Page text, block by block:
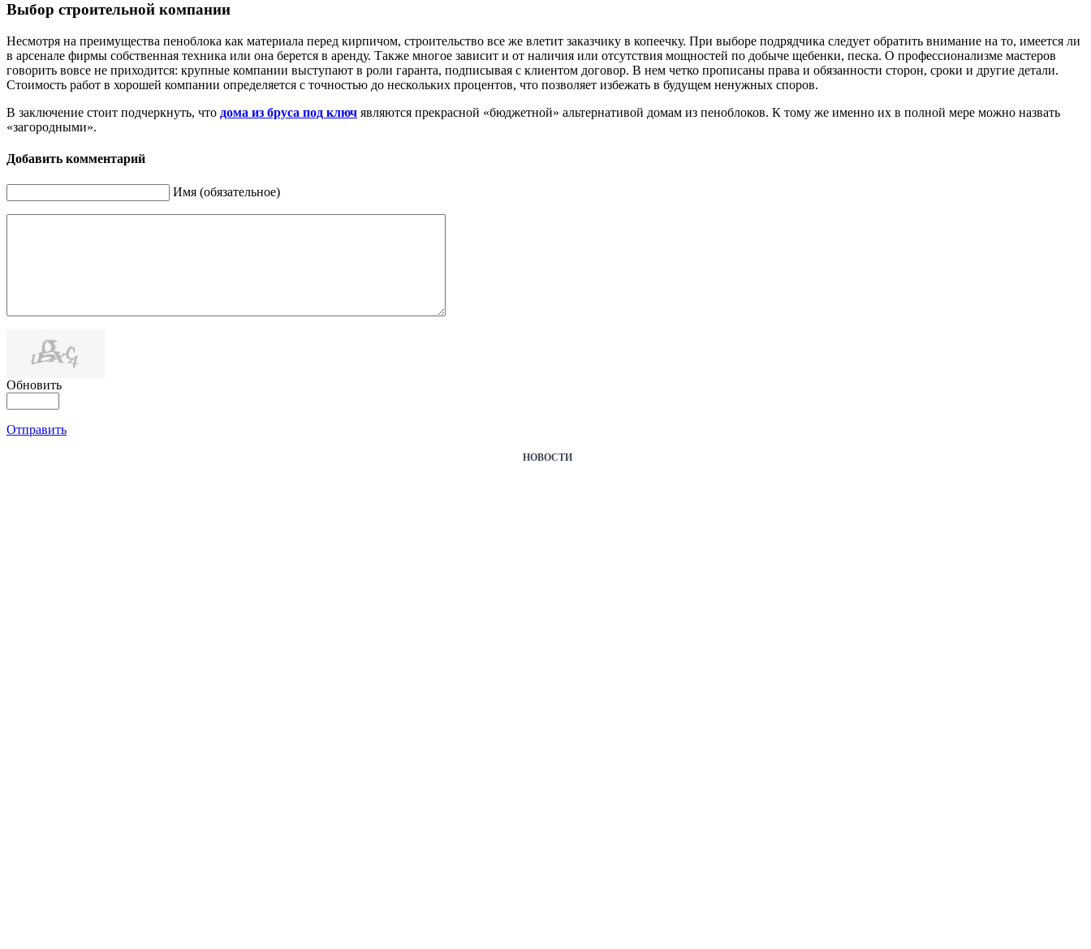
Выбор строительной компании
Несмотря на преимущества пеноблока как материала перед кирпичом, строительство все же влетит заказчику в копеечку. При выборе подрядчика следует обратить внимание на то, имеется ли
в арсенале фирмы собственная техника или она берется в аренду. Также многое зависит и от наличия или отсутствия мощностей по добыче щебенки, песка. О профессионализме мастеров
говорить вовсе не приходится: крупные компании выступают в роли гаранта, подписывая с клиентом договор. В нем четко прописаны права и обязанности сторон, сроки и другие детали.
Стоимость работ в хорошей компании определяется с точностью до нескольких процентов, что позволяет избежать в будущем ненужных споров.
В заключение стоит подчеркнуть, что дома из бруса под ключ являются прекрасной «бюджетной» альтернативой домам из пеноблоков. К тому же именно их в полной мере можно назвать
«загородными».
Добавить комментарий
Имя (обязательное)
Обновить
Отправить
НОВОСТИ